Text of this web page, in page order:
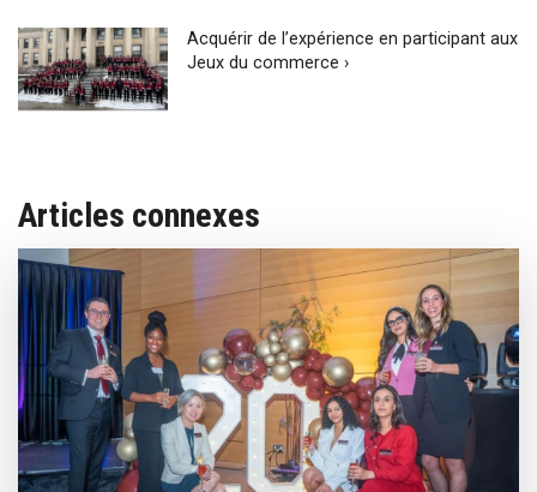
Acquérir de l’expérience en participant aux
Jeux du commerce ›
Articles connexes